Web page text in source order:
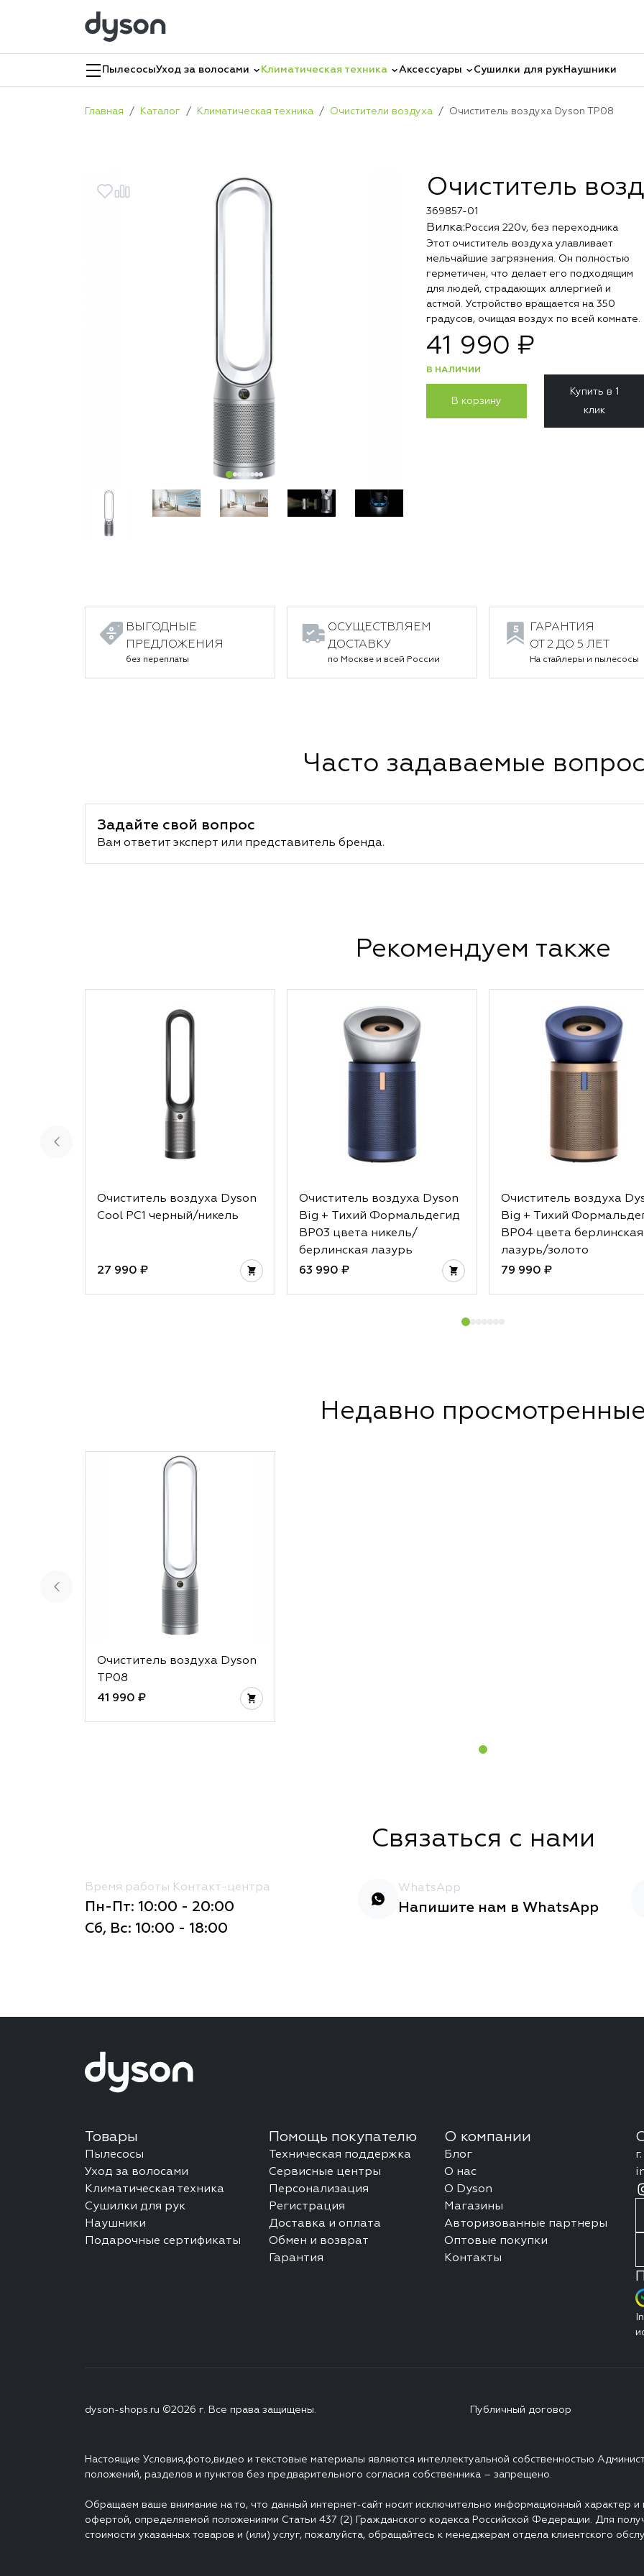
ПылесосыУход за волосами Климатическая техника Аксессуары Сушилки для рукНаушники
Главная Каталог Климатическая техника Очистители воздуха Очиститель воздуха Dyson TP08
Очиститель
369857-01
Вилка: Россия 220v, без переходника
Этот очиститель воздуха улавливает
мельчайшие загрязнения. Он полностью
герметичен, что делает его подходящим
для людей, страдающих аллергией и
астмой. Устройство вращается на 350
градусов, очищая воздух по всей комнате.
41 990 ₽
В НАЛИЧИИ
В корзину
Купить в 1
клик
ВЫГОДНЫЕ
ПРЕДЛОЖЕНИЯ
без переплаты
ОСУЩЕСТВЛЯЕМ
ДОСТАВКУ
по Москве и всей России
ГАРАНТИЯ
ОТ 2 ДО 5 ЛЕТ
На стайлеры и пылесосы
Часто задаваемые
Задайте свой вопрос
Вам ответит эксперт или представитель бренда.
Рекомендуем также
Очиститель воздуха Dyson
Cool PC1 черный/никель
27 990 ₽
Очиститель воздуха Dyson
Big + Тихий Формальдегид
BP03 цвета никель/
берлинская лазурь
63 990 ₽
Очиститель воздуха
Big + Тихий
BP04 цвета берлинская
лазурь/золото
79 990 ₽
Недавно
Очиститель воздуха Dyson
TP08
41 990 ₽
Связаться с нами
Время работы Контакт-центра
Пн-Пт: 10:00 - 20:00
Сб, Вс: 10:00 - 18:00
WhatsApp
Напишите нам в WhatsApp
Товары
Пылесосы
Уход за волосами
Климатическая техника
Сушилки для рук
Наушники
Подарочные сертификаты
Помощь покупателю
Техническая поддержка
Сервисные центры
Персонализация
Регистрация
Доставка и оплата
Обмен и возврат
Гарантия
О компании
Блог
О нас
О Dyson
Магазины
Авторизованные партнеры
Оптовые покупки
Контакты
dyson-shops.ru ©2026 г. Все права защищены. Публичный договор
Настоящие Условия,фото,видео и текстовые материалы являются интеллектуальной собственностью
положений, разделов и пунктов без предварительного согласия собственника – запрещено.
Обращаем ваше внимание на то, что данный интернет-сайт носит исключительно информационный характер и
офертой, определяемой положениями Статьи 437 (2) Гражданского кодекса Российской Федерации. Для
стоимости указанных товаров и (или) услуг, пожалуйста, обращайтесь к менеджерам отдела клиентского